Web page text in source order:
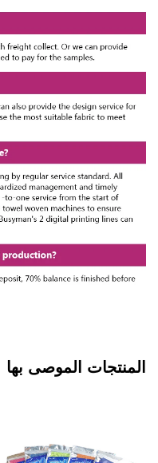
المنتجات الموصى بها